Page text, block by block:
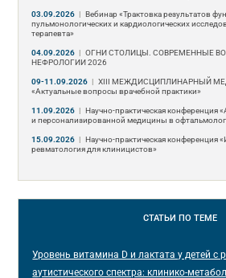
03.09.2026 | Вебинар «Трактовка результатов
пульмонологических и кардиологических
терапевта»
04.09.2026 | ОГНИ СТОЛИЦЫ. СОВРЕМЕННЫЕ
НЕФРОЛОГИИ 2026
09-11.09.2026 | ХIII МЕЖДИСЦИПЛИНАРНЫЙ
«Актуальные вопросы врачебной практики»
11.09.2026 | Научно-практическая конференция
и персонализированной медицины в
15.09.2026 | Научно-практическая конференция
ревматология для клиницистов»
СТАТЬИ ПО ТЕМЕ
Уровень витамина D и лактата у детей с
аутистического спектра: клинико-